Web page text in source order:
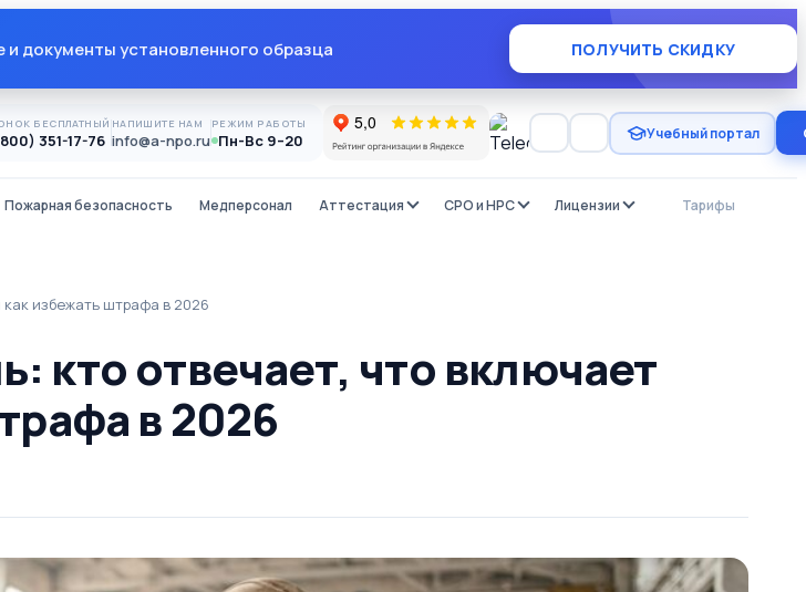
документы установленного образца ПОЛУЧИТЬ СКИДКУ
БЕСПЛАТНЫЙ
351-17-76
НАПИШИТЕ НАМ
info@a-npo.ru
РЕЖИМ РАБОТЫ
Пн-Вс 9–20 Учебный портал
Пожарная безопасность Медперсонал Аттестация СРО и НРС Лицензии Тарифы
избежать штрафа в 2026
кто отвечает, что включает
в 2026